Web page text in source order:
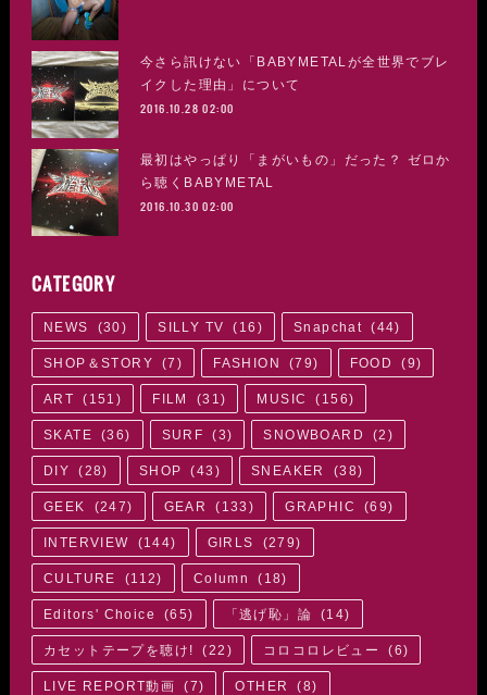
今さら訊けない「BABYMETALが全世界でブレ
イクした理由」について
2016.10.28 02:00
最初はやっぱり「まがいもの」だった？ ゼロか
ら聴くBABYMETAL
2016.10.30 02:00
CATEGORY
NEWS (30) SILLY TV ( 16 ) Snapchat (44)
SHOP＆STORY (7 ) FASHION (79) FOOD (9)
ART ( 151 ) FILM (31 ) MUSIC ( 156)
SKATE (36) SURF (3) SNOWBOARD (2 )
DIY (28) SHOP (43 ) SNEAKER (38)
GEEK (247) GEAR ( 133 ) GRAPHIC (69)
INTERVIEW (144) GIRLS (279)
CULTURE (112) Column ( 18)
Editors' Choice (65) 「逃げ恥」論 (14)
カセットテープを聴け! (22 ) コロコロレビュー (6)
LIVE REPORT動画 (7) OTHER (8)